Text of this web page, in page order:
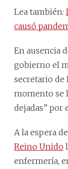
Lea también:
causó
En ausencia
gobierno el
secretario de
momento se
dejadas”
A la espera
Reino Unido
enfermería,